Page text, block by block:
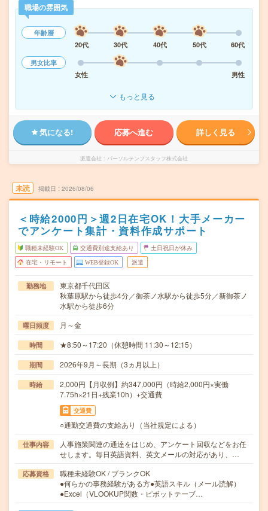
職場の雰囲気
年齢層
20代
30代 40代 50代
60代
男女比率
女性
男性
もっと見る
気になる! 応募へ進む 詳しく見る
派遣会社 パーソルテンプスタッフ株式会社
未読 掲載日 2026/08/06
＜時給2000円＞週2日在宅OK！大手メーカー
でアンケート集計・資料作成サポート
職種未経験OK 交通費別途支給あり 土日祝日が休み
在宅・リモート WEB登録OK 派遣
勤務地
東京都千代田区
秋葉原駅から徒歩4分／御茶ノ水駅から徒歩5分／新御茶ノ
水駅から徒歩6分
曜日頻度 月～金
時間 ★8:50～17:20（休憩時間 11:30～12:15）
期間 2026年9月～長期（3ヵ月以上）
時給
2,000円【月収例】約347,000円（時給2,000円×実働
7.75h×21日+残業10h）+交通費
交通費
○通勤交通費の支給あり（当社規定による）
仕事内容
人事施策関連の通達をはじめ、アンケート回収などをお任
せします。毎日英語資料、英文メールの対応があり、…
応募資格
職種未経験OK / ブランクOK
●何らかの事務経験がある方●英語スキル（メール読解）
●Excel（VLOOKUP関数・ピボットテーブ…